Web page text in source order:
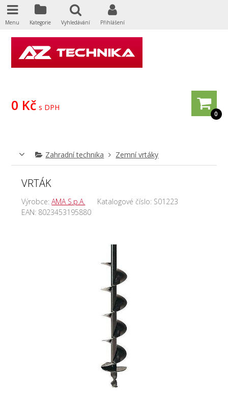
0
0 Kč s DPH
Zahradní technika Zemní vrtáky
VRTÁK
Výrobce:AMA S.p.A. Katalogové číslo: S01223
EAN: 8023453195880
Menu Kategorie Vyhledávání Přihlášení